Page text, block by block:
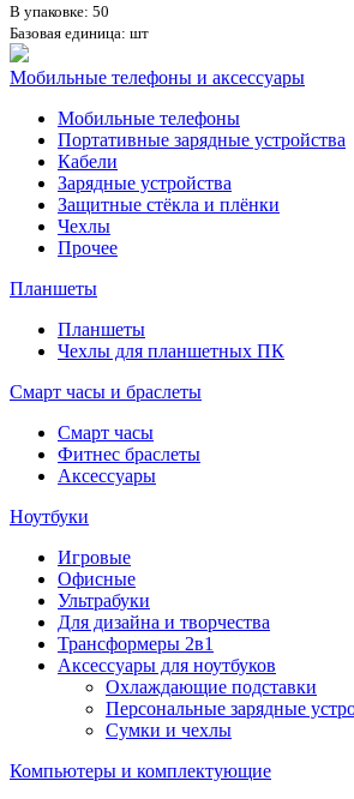
В упаковке: 50
Базовая единица: шт
Мобильные телефоны и аксессуары
Мобильные телефоны
Портативные зарядные устройства
Кабели
Зарядные устройства
Защитные стёкла и плёнки
Чехлы
Прочее
Планшеты
Планшеты
Чехлы для планшетных ПК
Смарт часы и браслеты
Смарт часы
Фитнес браслеты
Аксессуары
Ноутбуки
Игровые
Офисные
Ультрабуки
Для дизайна и творчества
Трансформеры 2в1
Аксессуары для ноутбуков
Охлаждающие подставки
Персональные зарядные
Сумки и чехлы
Компьютеры и комплектующие